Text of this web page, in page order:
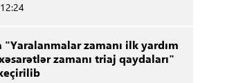
zamanı ilk yardım
zamanı triaj qaydaları"